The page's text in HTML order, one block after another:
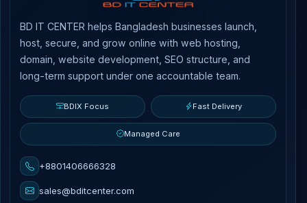
BD IT CENTER helps Bangladesh businesses launch,
host, secure, and grow online with web hosting,
domain, website development, SEO structure, and
long-term support under one accountable team.
BDIX Focus Fast Delivery
Managed Care
+8801406666328
sales@bditcenter.com